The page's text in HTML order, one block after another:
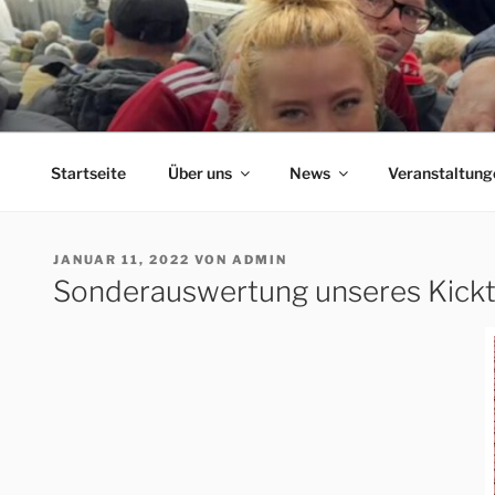
Zum
Inhalt
springen
ERFORDIA
Herzlich Willkommen auf der Homepage des Erfurter
Startseite Über uns News
VERÖFFENTLICHT
AM
JANUAR 11, 2022 VON ADMIN
Sonderauswertung unseres